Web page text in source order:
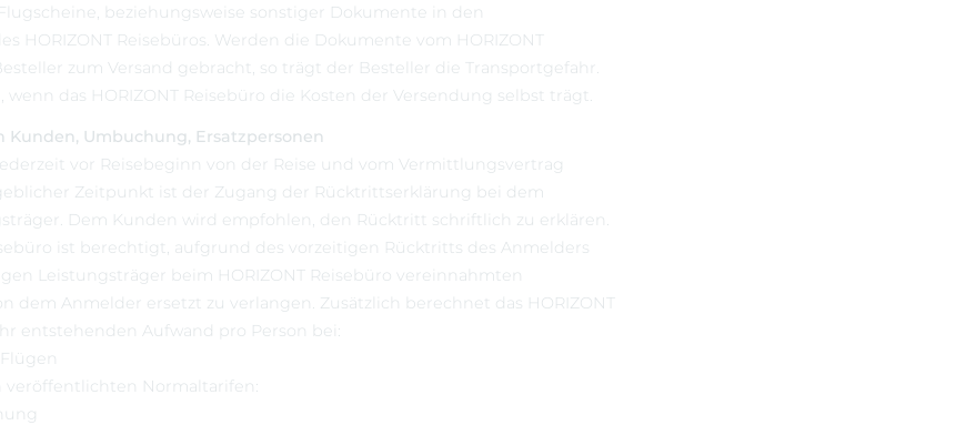
beziehungsweise sonstiger Dokumente in den
HORIZONT Reisebüros. Werden die Dokumente vom HORIZONT
zum Versand gebracht, so trägt der Besteller die Transportgefahr.
wenn das HORIZONT Reisebüro die Kosten der Versendung selbst trägt.
Umbuchung, Ersatzpersonen
vor Reisebeginn von der Reise und vom Vermittlungsvertrag
Zeitpunkt ist der Zugang der Rücktrittserklärung bei dem
Dem Kunden wird empfohlen, den Rücktritt schriftlich zu erklären.
ist berechtigt, aufgrund des vorzeitigen Rücktritts des Anmelders
Leistungsträger beim HORIZONT Reisebüro vereinnahmten
dem Anmelder ersetzt zu verlangen. Zusätzlich berechnet das HORIZONT
entstehenden Aufwand pro Person bei:
Normaltarifen: